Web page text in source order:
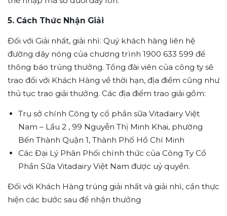
5. Cách Thức Nhận Giải
Đối với Giải nhất, giải nhì: Quý khách hàng liên hệ
đường dây nóng của chương trình 1900 633 599 để
thông báo trúng thưởng. Tổng đài viên của công ty sẽ
trao đổi với Khách Hàng về thời hạn, địa điểm cũng như
thủ tục trao giải thưởng. Các địa điểm trao giải gồm:
Trụ sở chính Công ty cổ phần sữa Vitadairy Việt
Nam – Lầu 2 , 99 Nguyễn Thị Minh Khai, phường
Bến Thành Quận 1, Thành Phố Hồ Chí Minh
Các Đại Lý Phân Phối chính thức của Công Ty Cổ
Phần Sữa Vitadairy Việt Nam được uỷ quyền.
Đối với Khách Hàng trúng giải nhất và giải nhì, cần thực
hiện các bước sau để nhận thưởng